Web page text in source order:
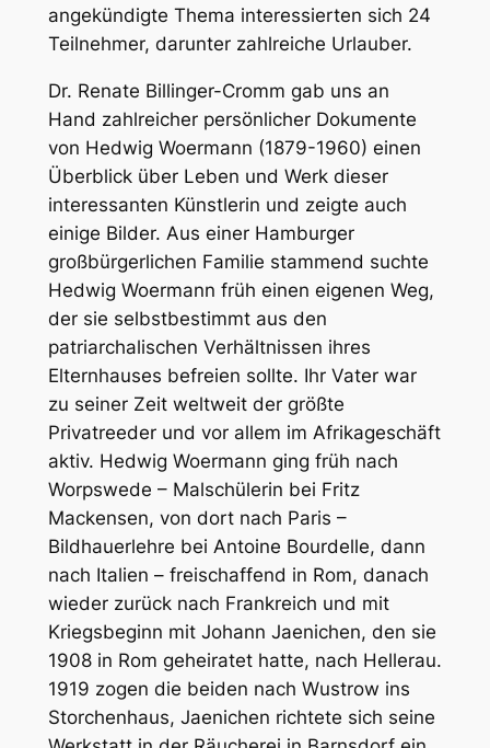
angekündigte Thema interessierten sich 24
Teilnehmer, darunter zahlreiche Urlauber.
Dr. Renate Billinger-Cromm gab uns an
Hand zahlreicher persönlicher Dokumente
von Hedwig Woermann (1879-1960) einen
Überblick über Leben und Werk dieser
interessanten Künstlerin und zeigte auch
einige Bilder. Aus einer Hamburger
großbürgerlichen Familie stammend suchte
Hedwig Woermann früh einen eigenen Weg,
der sie selbstbestimmt aus den
patriarchalischen Verhältnissen ihres
Elternhauses befreien sollte. Ihr Vater war
zu seiner Zeit weltweit der größte
Privatreeder und vor allem im Afrikageschäft
aktiv. Hedwig Woermann ging früh nach
Worpswede – Malschülerin bei Fritz
Mackensen, von dort nach Paris –
Bildhauerlehre bei Antoine Bourdelle, dann
nach Italien – freischaffend in Rom, danach
wieder zurück nach Frankreich und mit
Kriegsbeginn mit Johann Jaenichen, den sie
1908 in Rom geheiratet hatte, nach Hellerau.
1919 zogen die beiden nach Wustrow ins
Storchenhaus, Jaenichen richtete sich seine